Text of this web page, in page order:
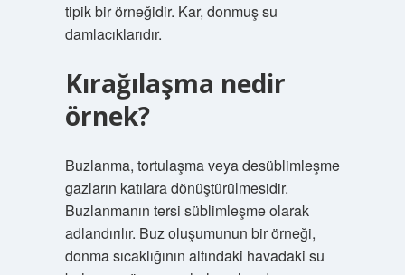
tipik bir örneğidir. Kar, donmuş su
damlacıklarıdır.
Kırağılaşma nedir
örnek?
Buzlanma, tortulaşma veya desüblimleşme
gazların katılara dönüştürülmesidir.
Buzlanmanın tersi süblimleşme olarak
adlandırılır. Buz oluşumunun bir örneği,
donma sıcaklığının altındaki havadaki su